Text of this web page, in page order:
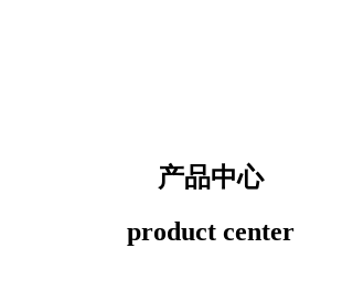
产品中心
product center